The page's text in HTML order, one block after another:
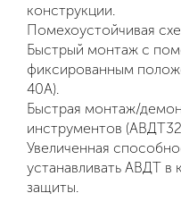
конструкции.
Помехоустойчивая
Быстрый монтаж с
фиксированным
40А).
Быстрая монтаж/
инструментов (АВДТ32
Увеличенная
устанавливать АВДТ в
защиты.